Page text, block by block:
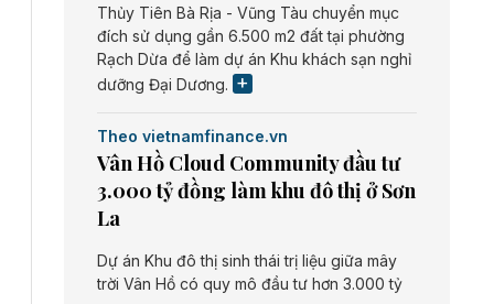
Thủy Tiên Bà Rịa - Vũng Tàu chuyển mục
đích sử dụng gần 6.500 m2 đất tại phường
Rạch Dừa để làm dự án Khu khách sạn nghỉ
dưỡng Đại Dương.
Theo vietnamfinance.vn
Vân Hồ Cloud Community đầu tư
3.000 tỷ đồng làm khu đô thị ở Sơn
La
Dự án Khu đô thị sinh thái trị liệu giữa mây
trời Vân Hồ có quy mô đầu tư hơn 3.000 tỷ